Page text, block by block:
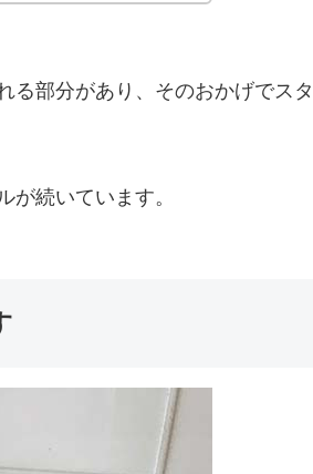
る部分があり、そのおかげでスタ
続いています。